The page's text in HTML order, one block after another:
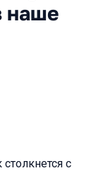
наше
с